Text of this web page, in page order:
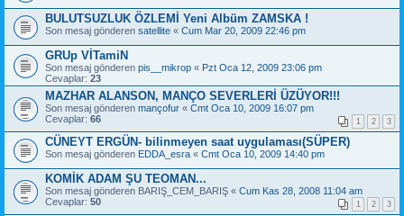
BULUTSUZLUK ÖZLEMİ Yeni Albüm ZAMSKA !
Son mesaj gönderen satellite « Cum Mar 20, 2009 22:46 pm
GRUp VİTamiN
Son mesaj gönderen pis__mikrop « Pzt Oca 12, 2009 23:06 pm
Cevaplar: 23
MAZHAR ALANSON, MANÇO SEVERLERİ ÜZÜYOR!!!
Son mesaj gönderen mançofur « Cmt Oca 10, 2009 16:07 pm
Cevaplar: 66 1 2 3
CÜNEYT ERGÜN- bilinmeyen saat uygulaması(SÜPER)
Son mesaj gönderen EDDA_esra « Cmt Oca 10, 2009 14:40 pm
KOMİK ADAM ŞU TEOMAN...
Son mesaj gönderen BARIŞ_CEM_BARIŞ « Cum Kas 28, 2008 11:04 am
Cevaplar: 50 1 2 3